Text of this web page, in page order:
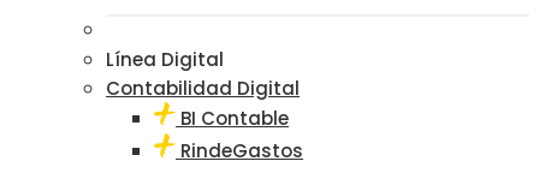
Línea Digital
Contabilidad Digital
BI Contable
RindeGastos